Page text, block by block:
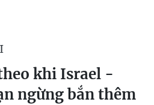
khi Israel -
ngừng bắn thêm